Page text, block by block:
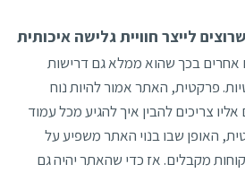
לייצר חוויית גלישה איכותית
בכך שהוא ממלא גם דרישות
פרקטית, האתר אמור להיות נוח
צריכים להבין איך להגיע מכל עמוד
האופן שבו בנוי האתר משפיע על
מקבלים. אז כדי שהאתר יהיה גם